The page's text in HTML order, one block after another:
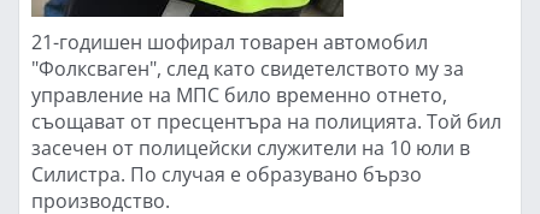
21-годишен шофирал товарен автомобил
"Фолксваген", след като свидетелството му за
управление на МПС било временно отнето,
съощават от пресцентъра на полицията. Той бил
засечен от полицейски служители на 10 юли в
Силистра. По случая е образувано бързо
производство.